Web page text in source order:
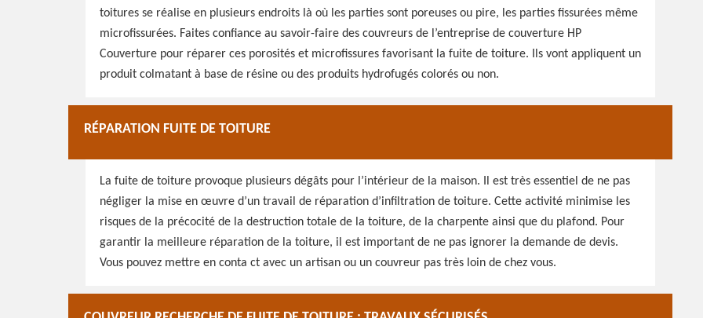
toitures se réalise en plusieurs endroits là où les parties sont poreuses ou pire, les parties fissurées même
microfissurées. Faites confiance au savoir-faire des couvreurs de l’entreprise de couverture HP
Couverture pour réparer ces porosités et microfissures favorisant la fuite de toiture. Ils vont appliquent un
produit colmatant à base de résine ou des produits hydrofugés colorés ou non.
RÉPARATION FUITE DE TOITURE
La fuite de toiture provoque plusieurs dégâts pour l’intérieur de la maison. Il est très essentiel de ne pas
négliger la mise en œuvre d’un travail de réparation d’infiltration de toiture. Cette activité minimise les
risques de la précocité de la destruction totale de la toiture, de la charpente ainsi que du plafond. Pour
garantir la meilleure réparation de la toiture, il est important de ne pas ignorer la demande de devis.
Vous pouvez mettre en conta ct avec un artisan ou un couvreur pas très loin de chez vous.